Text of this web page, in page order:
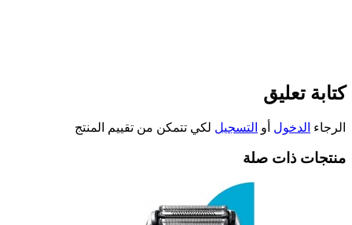
كتابة تعليق
الرجاء الدخول أو التسجيل لكي تتمكن من تقييم المنتج
منتجات ذات صلة